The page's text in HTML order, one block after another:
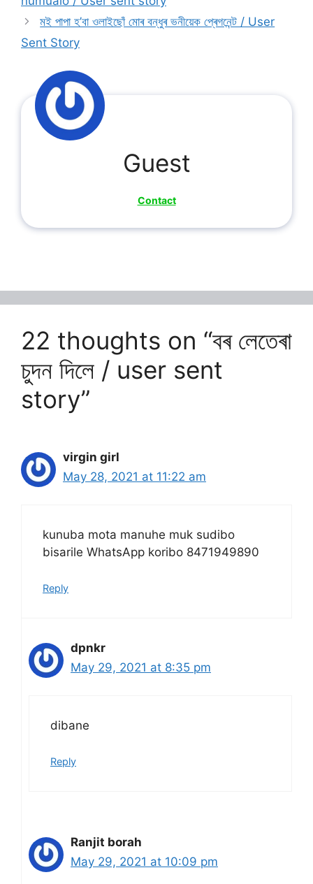
মই পাপা হ’বা ওলাইছোঁ মোৰ বন্ধুৰ ভনীয়েক প্ৰেগনেন্ট / User
Sent Story
Guest
Contact
22 thoughts on “বৰ লেতেৰা
চুদন দিলে / user sent
story”
virgin girl
May 28, 2021 at 11:22 am
kunuba mota manuhe muk sudibo
bisarile WhatsApp koribo 8471949890
Reply
dpnkr
May 29, 2021 at 8:35 pm
dibane
Reply
Ranjit borah
May 29, 2021 at 10:09 pm